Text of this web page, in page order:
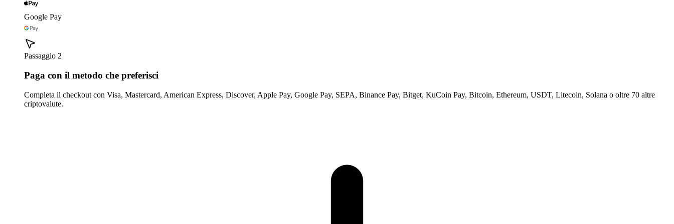
Google Pay
Passaggio 2
Paga con il metodo che preferisci
Completa il checkout con Visa, Mastercard, American Express, Discover, Apple Pay, Google Pay, SEPA, Binance Pay, Bitget, KuCoin Pay, Bitcoin, Ethereum, USDT, Litecoin, Solana o oltre 70 altre
criptovalute.